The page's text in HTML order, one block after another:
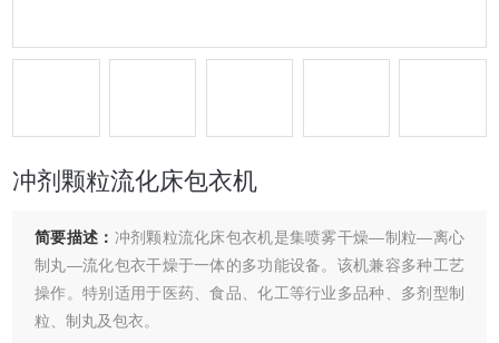
冲剂颗粒流化床包衣机
简要描述： 冲剂颗粒流化床包衣机是集喷雾干燥—制粒—离心
制丸—流化包衣干燥于一体的多功能设备。该机兼容多种工艺
操作。特别适用于医药、食品、化工等行业多品种、多剂型制
粒、制丸及包衣。